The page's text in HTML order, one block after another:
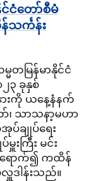
င်ငံတော်စီမံ
သင်္ကန်း
မတမြန်မာနိုင်ငံ
၃ ခုနှစ်
းကို ယနေ့နံနက်
ာ်၊ သာသနာ့မဟာ
ပ်ချုပ်ရေး
းကြီး မင်း
ောက်၍ ကထိန်
လှူဒါန်းသည်။